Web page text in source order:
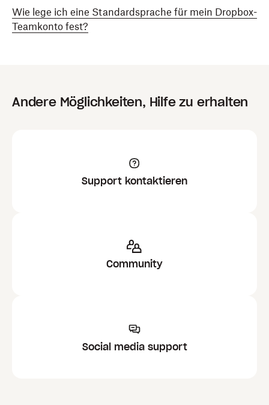
Wie lege ich eine Standardsprache für mein Dropbox-
Teamkonto fest?
Andere Möglichkeiten, Hilfe zu erhalten
Support kontaktieren
Community
Social media support